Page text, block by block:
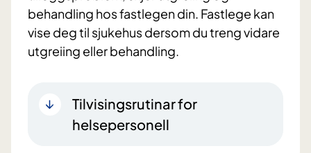
behandling hos fastlegen din. Fastlege kan
vise deg til sjukehus dersom du treng vidare
utgreiing eller behandling.
Tilvisingsrutinar for
helsepersonell